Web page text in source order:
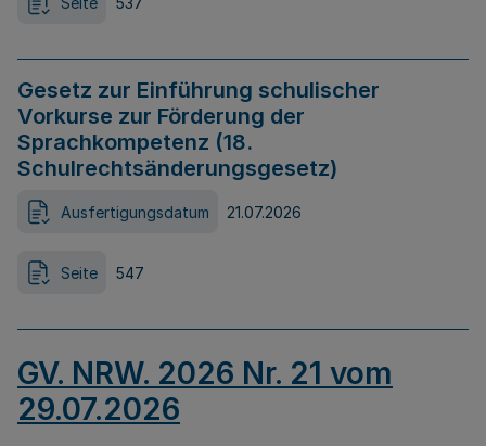
Gesetz zur Einführung schulischer
Vorkurse zur Förderung der
Sprachkompetenz (18.
Schulrechtsänderungsgesetz)
Ausfertigungsdatum 21.07.2026
Seite 547
GV. NRW. 2026 Nr. 21 vom
29.07.2026